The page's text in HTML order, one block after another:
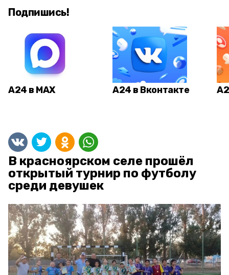
Подпишись!
А24 в MAX А24 в Вконтакте
В красноярском селе прошёл
открытый турнир по футболу
среди девушек